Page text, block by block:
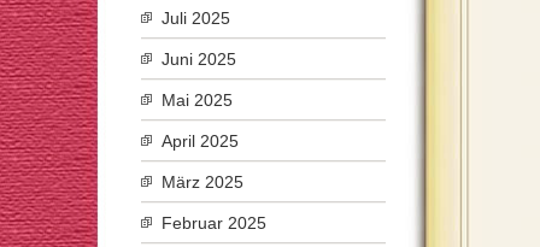
Juli 2025
Juni 2025
Mai 2025
April 2025
März 2025
Februar 2025